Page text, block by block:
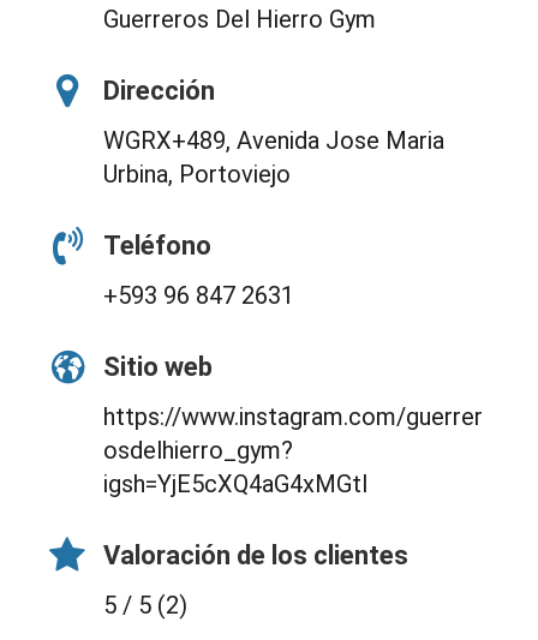
Guerreros Del Hierro Gym
Dirección
WGRX+489, Avenida Jose Maria
Urbina, Portoviejo
Teléfono
+593 96 847 2631
Sitio web
https://www.instagram.com/guerrer
osdelhierro_gym?
igsh=YjE5cXQ4aG4xMGtl
Valoración de los clientes
5 / 5 (2)